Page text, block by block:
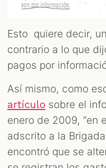
Esto quiere decir,
contrario a lo que
pagos por
Así mismo, como
artículo sobre el
enero de 2009, “en
adscrito a la
encontró que se